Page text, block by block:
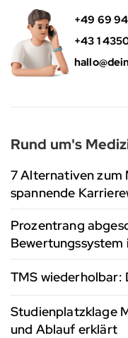
+49 69
+43 1
Rund um's
7 Alternativen zum
spannende
Prozentrang
Bewertungssystem
TMS wiederholbar:
Studienplatzklage
und Ablauf erklärt